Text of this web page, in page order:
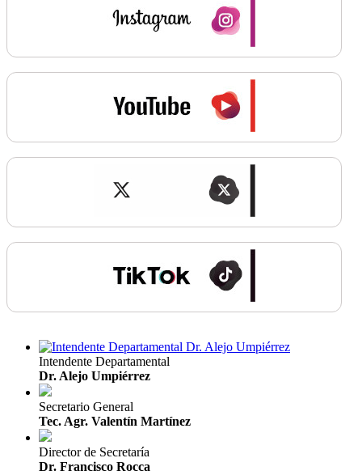
Intendente Departamental
Dr. Alejo Umpiérrez
Secretario General
Tec. Agr. Valentín Martínez
Director de Secretaría
Dr. Francisco Rocca